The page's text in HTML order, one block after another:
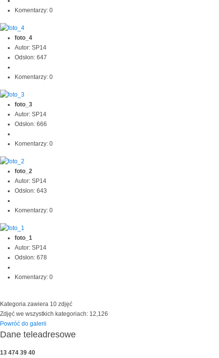
Komentarzy: 0
foto_4
Autor: SP14
Odsłon: 647
Komentarzy: 0
foto_3
Autor: SP14
Odsłon: 666
Komentarzy: 0
foto_2
Autor: SP14
Odsłon: 643
Komentarzy: 0
foto_1
Autor: SP14
Odsłon: 678
Komentarzy: 0
Kategoria zawiera 10 zdjęć
Zdjęć we wszystkich kategoriach: 12,126
Powróć do galerii
Dane teleadresowe
13 474 39 40